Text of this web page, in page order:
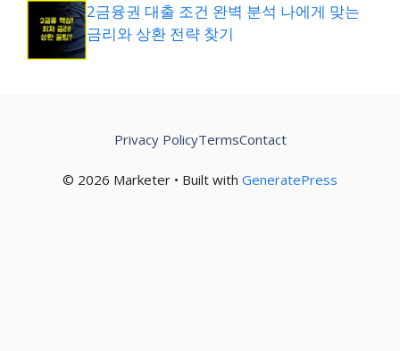
2금융권 대출 조건 완벽 분석 나에게 맞는
금리와 상환 전략 찾기
© 2026 Marketer • Built with GeneratePress
Privacy PolicyTermsContact